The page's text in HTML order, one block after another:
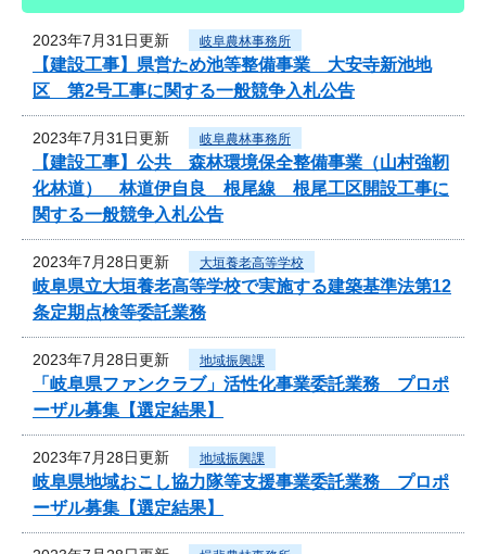
2023年7月31日更新 岐阜農林事務所
【建設工事】県営ため池等整備事業 大安寺新池地
区 第2号工事に関する一般競争入札公告
2023年7月31日更新 岐阜農林事務所
【建設工事】公共 森林環境保全整備事業（山村強靭
化林道） 林道伊自良 根尾線 根尾工区開設工事に
関する一般競争入札公告
2023年7月28日更新 大垣養老高等学校
岐阜県立大垣養老高等学校で実施する建築基準法第12
条定期点検等委託業務
2023年7月28日更新 地域振興課
「岐阜県ファンクラブ」活性化事業委託業務 プロポ
ーザル募集【選定結果】
2023年7月28日更新 地域振興課
岐阜県地域おこし協力隊等支援事業委託業務 プロポ
ーザル募集【選定結果】